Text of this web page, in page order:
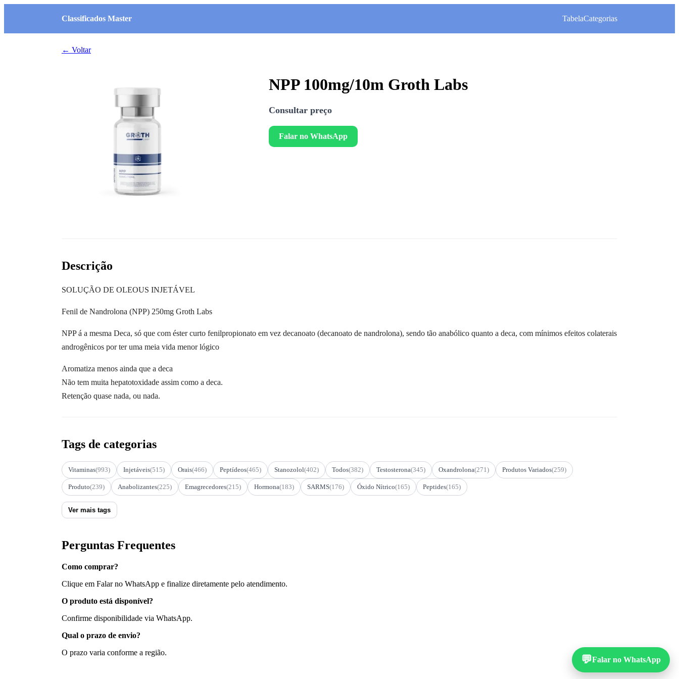
Classificados Master TabelaCategorias
← Voltar
NPP 100mg/10m Groth Labs
Consultar preço
Falar no WhatsApp
Descrição
SOLUÇÃO DE OLEOUS INJETÁVEL
Fenil de Nandrolona (NPP) 250mg Groth Labs
NPP á a mesma Deca, só que com éster curto fenilpropionato em vez decanoato (decanoato de nandrolona), sendo tão anabólico quanto a deca, com mínimos efeitos colaterais
androgênicos por ter uma meia vida menor lógico
Aromatiza menos ainda que a deca
Não tem muita hepatotoxidade assim como a deca.
Retenção quase nada, ou nada.
Tags de categorias
Vitaminas(993) Injetáveis(515) Orais(466) Peptídeos(465) Stanozolol(402) Todos(382) Testosterona(345) Oxandrolona(271) Produtos Variados(259)
Produto(239) Anabolizantes(225) Emagrecedores(215) Hormona(183) SARMS(176) Óxido Nítrico(165) Peptides(165)
Ver mais tags
Perguntas Frequentes
Como comprar?
Clique em Falar no WhatsApp e finalize diretamente pelo atendimento.
O produto está disponível?
Confirme disponibilidade via WhatsApp.
Qual o prazo de envio?
O prazo varia conforme a região.
💬Falar no WhatsApp